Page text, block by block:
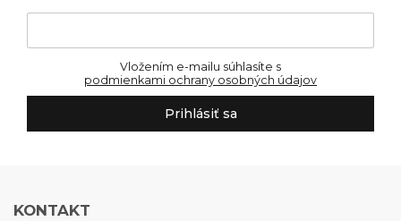
podmienkami ochrany osobných údajov
Prihlásiť sa
KONTAKT